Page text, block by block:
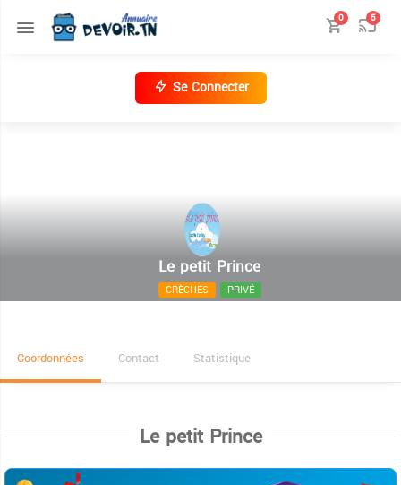
0 5
Se Connecter
Le petit Prince
CRÈCHES PRIVÉ
21, Rue Mohamed Hlioui Menzah 7
Coordonnées Contact Statistique
Le petit Prince